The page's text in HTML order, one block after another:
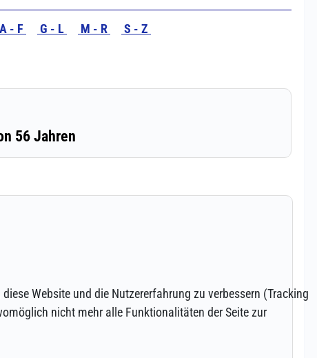
Website und die Nutzererfahrung zu verbessern (Tracking
nicht mehr alle Funktionalitäten der Seite zur